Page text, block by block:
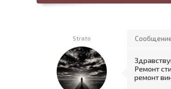
Strato
Ремонт
ремонт